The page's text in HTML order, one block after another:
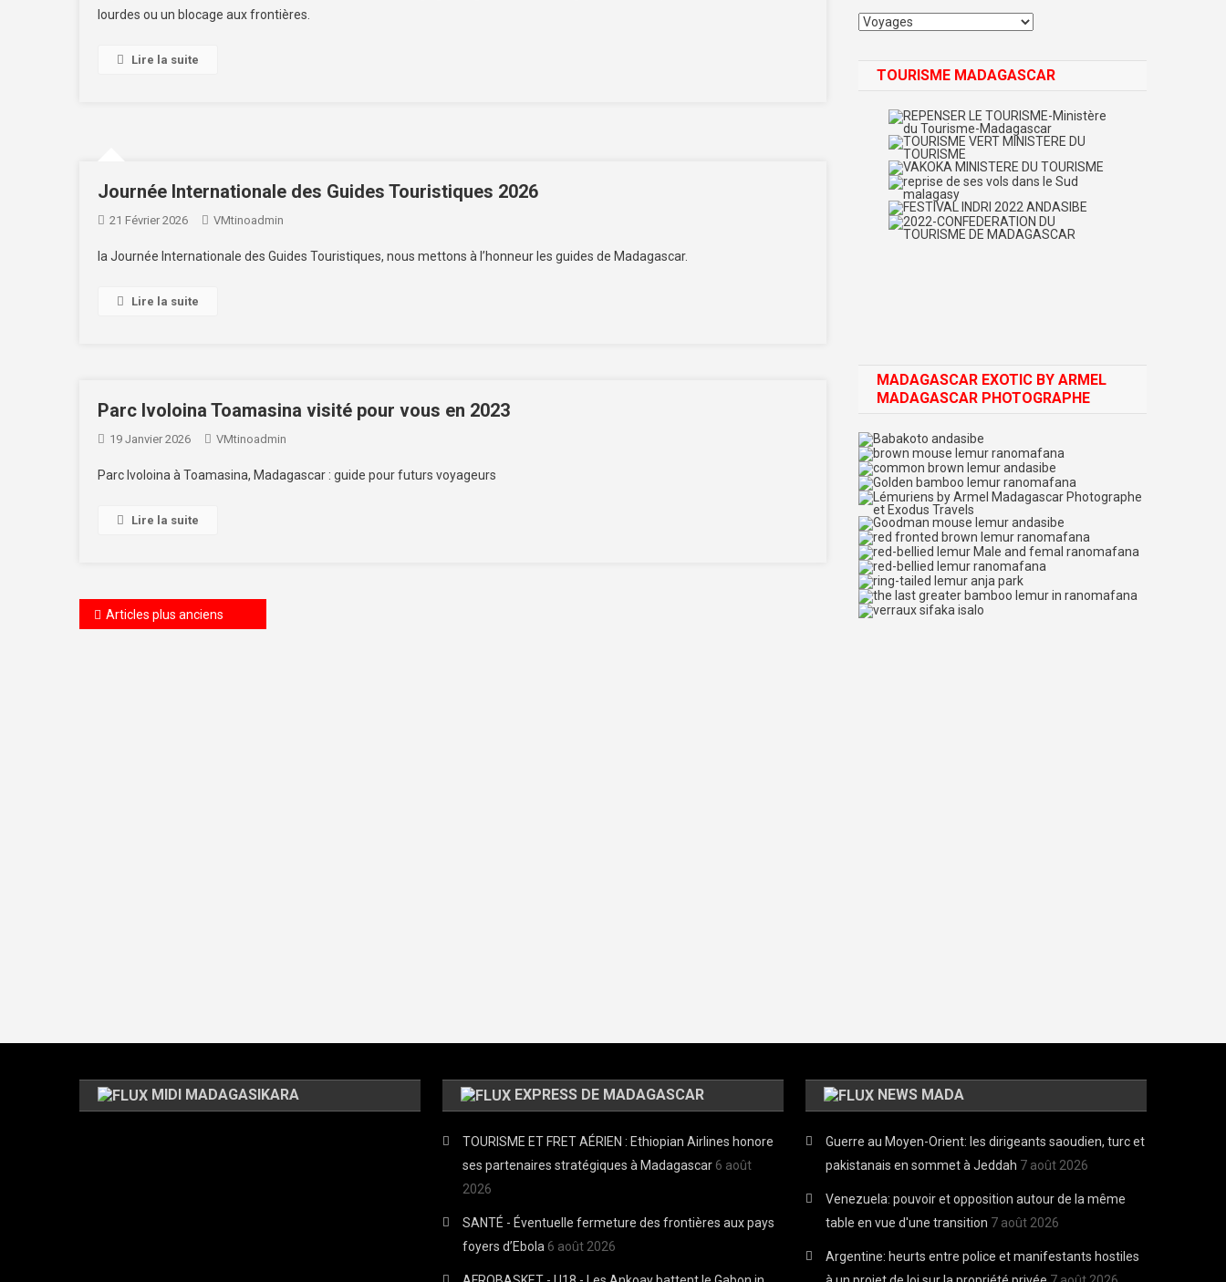
lourdes ou un blocage aux frontières.
Lire la suite
Journée Internationale des Guides Touristiques 2026
21 Février 2026 VMtinoadmin
la Journée Internationale des Guides Touristiques, nous mettons à l’honneur les guides de Madagascar.
Lire la suite
Parc Ivoloina Toamasina visité pour vous en 2023
19 Janvier 2026 VMtinoadmin
Parc Ivoloina à Toamasina, Madagascar : guide pour futurs voyageurs
Lire la suite
Navigation des articles
Articles plus anciens
Catégories
TOURISME MADAGASCAR
MADAGASCAR EXOTIC BY ARMEL
MADAGASCAR PHOTOGRAPHE
MIDI MADAGASIKARA EXPRESS DE MADAGASCAR
TOURISME ET FRET AÉRIEN : Ethiopian Airlines honore
ses partenaires stratégiques à Madagascar 6 août
2026
SANTÉ - Éventuelle fermeture des frontières aux pays
foyers d’Ebola 6 août 2026
NEWS MADA
Guerre au Moyen-Orient: les dirigeants saoudien, turc et
pakistanais en sommet à Jeddah 7 août 2026
Venezuela: pouvoir et opposition autour de la même
table en vue d'une transition 7 août 2026
Argentine: heurts entre police et manifestants hostiles